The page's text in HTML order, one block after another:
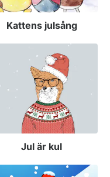
Kattens julsång
Jul är kul